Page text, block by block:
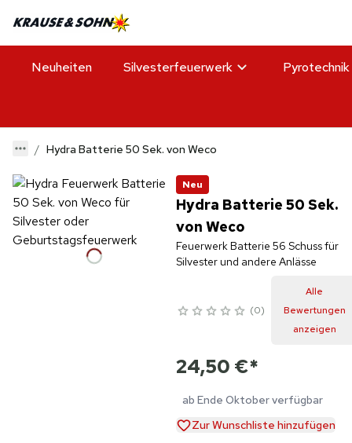
Neuheiten Silvesterfeuerwerk Pyrotechnik
Hydra Batterie 50 Sek. von Weco
Neu
Hydra Batterie 50 Sek.
von Weco
Feuerwerk Batterie 56 Schuss für
Silvester und andere Anlässe
0
Alle
Bewertungen
anzeigen
24,50 €*
ab Ende Oktober verfügbar
Zur Wunschliste hinzufügen